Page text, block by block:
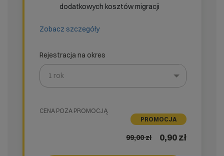
dodatkowych kosztów migracji
Zobacz szczegóły
Rejestracja na okres
1 rok
CENA POZA PROMOCJĄ
PROMOCJA
99,00zł 0,90 zł